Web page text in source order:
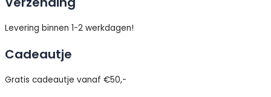
Levering binnen 1-2 werkdagen!
Cadeautje
Gratis cadeautje vanaf €50,-